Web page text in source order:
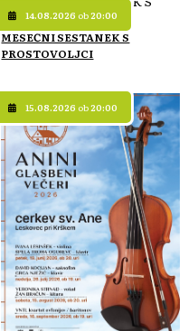
14.08.2026 ob20:00
MESEČNI SESTANEK S
PROSTOVOLJCI
15.08.2026 ob20:00